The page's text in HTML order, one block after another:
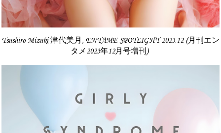
Tsushiro Mizuki 津代美月, ENTAME SPOTLIGHT 2023.12 (月刊エン
タメ2023年12月号増刊)